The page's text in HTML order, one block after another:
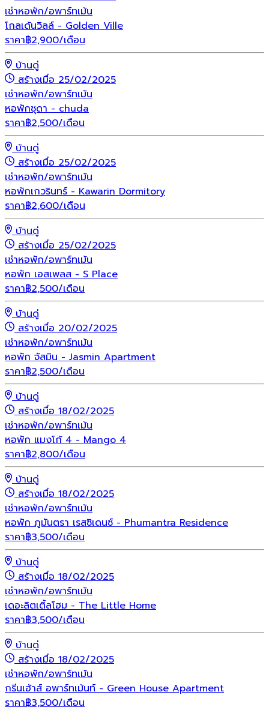
เช่าหอพัก/อพาร์ทเม้น
โกลเด้นวิลล์ - Golden Ville
ราคา฿2,900/เดือน
บ้านดู่
สร้างเมื่อ 25/02/2025
เช่าหอพัก/อพาร์ทเม้น
หอพักชุดา - chuda
ราคา฿2,500/เดือน
บ้านดู่
สร้างเมื่อ 25/02/2025
เช่าหอพัก/อพาร์ทเม้น
หอพักเกวรินทร์ - Kawarin Dormitory
ราคา฿2,600/เดือน
บ้านดู่
สร้างเมื่อ 25/02/2025
เช่าหอพัก/อพาร์ทเม้น
หอพัก เอสเพลส - S Place
ราคา฿2,500/เดือน
บ้านดู่
สร้างเมื่อ 20/02/2025
เช่าหอพัก/อพาร์ทเม้น
หอพัก จัสมิน - Jasmin Apartment
ราคา฿2,500/เดือน
บ้านดู่
สร้างเมื่อ 18/02/2025
เช่าหอพัก/อพาร์ทเม้น
หอพัก แมงโก้ 4 - Mango 4
ราคา฿2,800/เดือน
บ้านดู่
สร้างเมื่อ 18/02/2025
เช่าหอพัก/อพาร์ทเม้น
หอพัก ภูมันตรา เรสซิเดนซ์ - Phumantra Residence
ราคา฿3,500/เดือน
บ้านดู่
สร้างเมื่อ 18/02/2025
เช่าหอพัก/อพาร์ทเม้น
เดอะลิตเติ้ลโฮม - The Little Home
ราคา฿3,500/เดือน
บ้านดู่
สร้างเมื่อ 18/02/2025
เช่าหอพัก/อพาร์ทเม้น
กรีนเฮ้าส์ อพาร์ทเม้นท์ - Green House Apartment
ราคา฿3,500/เดือน